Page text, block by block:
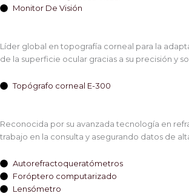
Monitor De Visión
Líder global en topografía corneal para la
de la superficie ocular gracias a su precisión y
Topógrafo corneal E-300
Reconocida por su avanzada tecnología en
trabajo en la consulta y asegurando datos de
Autorefractoqueratómetros
Foróptero computarizado
Lensómetro